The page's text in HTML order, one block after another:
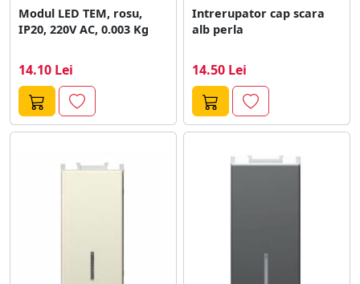
Modul LED TEM, rosu,
IP20, 220V AC, 0.003 Kg
14.10 Lei
Intrerupator cap scara
alb perla
14.50 Lei